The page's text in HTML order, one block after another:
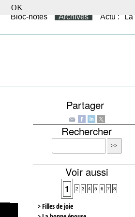
Bloc-notes Archives
Actu : "La
Partager
Rechercher
Voir aussi
1 2 3 4 5 6 7 8
> Filles de joie
OK